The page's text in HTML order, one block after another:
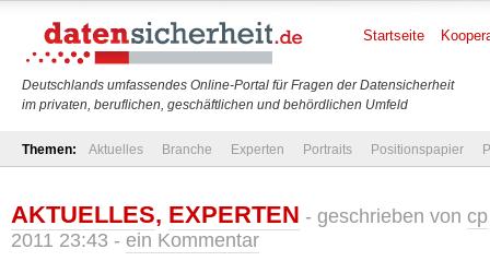
Deutschlands umfassendes Online-Portal für Fragen der Datensicherheit
im privaten, beruflichen, geschäftlichen und behördlichen Umfeld
Startseite
Themen: Aktuelles Branche Experten Portraits Positionspapier
AKTUELLES, EXPERTEN - geschrieben von cp
2011 23:43 - ein Kommentar